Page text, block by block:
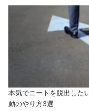
本気でニートを脱出した
動のやり方3選